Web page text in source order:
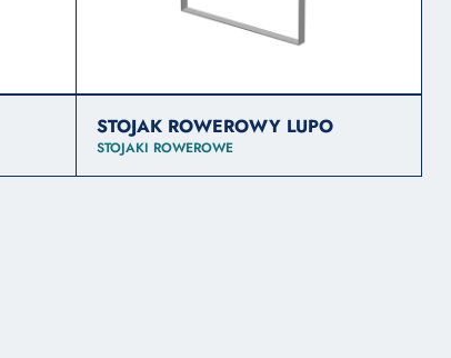
STOJAK ROWEROWY LUPO
STOJAKI ROWEROWE